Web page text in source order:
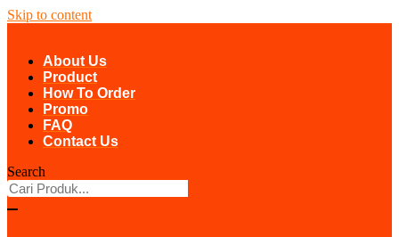
Skip to content
About Us
Product
How To Order
Promo
FAQ
Contact Us
Search